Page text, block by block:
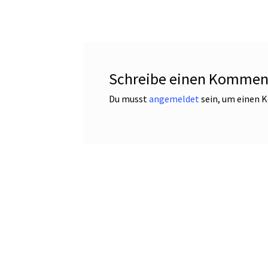
Schreibe einen
Du musst angemeldet sein, um einen